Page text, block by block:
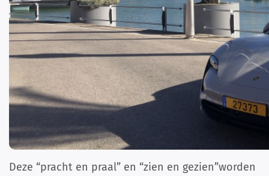
Deze “pracht en praal” en “zien en gezien”worden